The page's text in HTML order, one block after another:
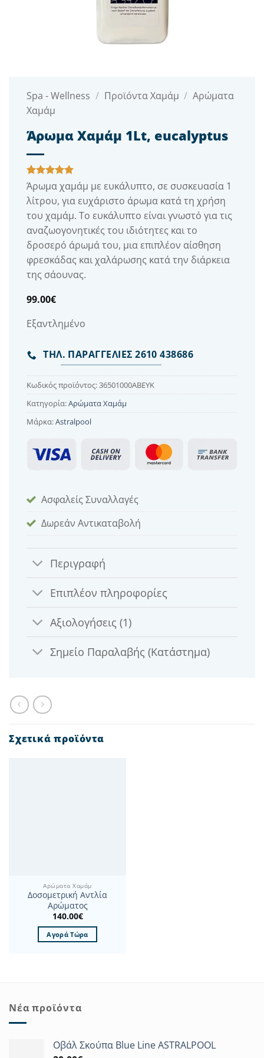
Spa - Wellness / Προϊόντα Χαμάμ / Αρώματα
Χαμάμ
Άρωμα Χαμάμ 1Lt, eucalyptus
Βαθμολογήθηκε
με
από 5
με βάση
1
βαθμολογία
πελάτη
Άρωμα χαμάμ με ευκάλυπτο, σε συσκευασία 1
λίτρου, για ευχάριστο άρωμα κατά τη χρήση
του χαμάμ. Το ευκάλυπτο είναι γνωστό για τις
αναζωογονητικές του ιδιότητες και το
δροσερό άρωμά του, μια επιπλέον αίσθηση
φρεσκάδας και χαλάρωσης κατά την διάρκεια
της σάουνας.
99.00€
Εξαντλημένο
ΤΗΛ. ΠΑΡΑΓΓΕΛΙΕΣ 2610 438686
Κωδικός προϊόντος:36501000ABEYK
Κατηγορία:Αρώματα Χαμάμ
Μάρκα:Astralpool
Ασφαλείς Συναλλαγές
Δωρεάν Αντικαταβολή
Περιγραφή
Επιπλέον πληροφορίες
Αξιολογήσεις (1)
Σημείο Παραλαβής (Κατάστημα)
Σχετικά προϊόντα
Αρώματα Χαμάμ
Δοσομετρική Αντλία
Αρώματος
140.00€
Αγορά Τώρα
Νέα προϊόντα
Οβάλ Σκούπα Blue Line ASTRALPOOL